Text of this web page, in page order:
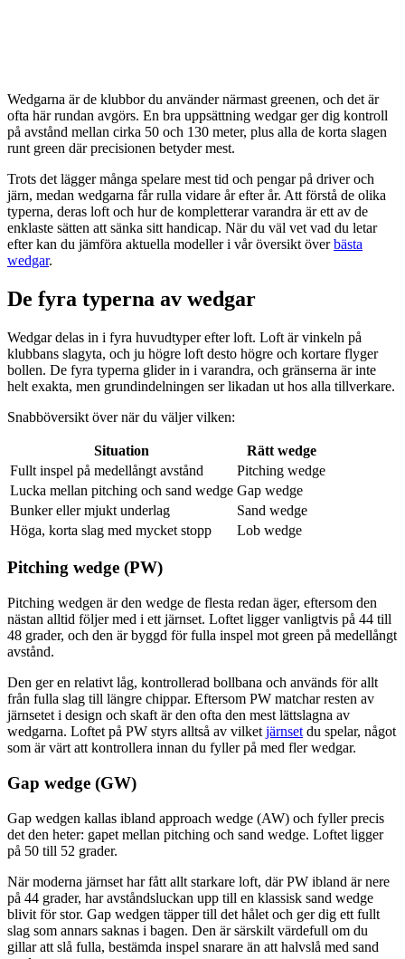
Wedgarna är de klubbor du använder närmast greenen, och det är
ofta här rundan avgörs. En bra uppsättning wedgar ger dig kontroll
på avstånd mellan cirka 50 och 130 meter, plus alla de korta slagen
runt green där precisionen betyder mest.
Trots det lägger många spelare mest tid och pengar på driver och
järn, medan wedgarna får rulla vidare år efter år. Att förstå de olika
typerna, deras loft och hur de kompletterar varandra är ett av de
enklaste sätten att sänka sitt handicap. När du väl vet vad du letar
efter kan du jämföra aktuella modeller i vår översikt överbästa
wedgar.
De fyra typerna av wedgar
Wedgar delas in i fyra huvudtyper efter loft. Loft är vinkeln på
klubbans slagyta, och ju högre loft desto högre och kortare flyger
bollen. De fyra typerna glider in i varandra, och gränserna är inte
helt exakta, men grundindelningen ser likadan ut hos alla tillverkare.
Snabböversikt över när du väljer vilken:
Situation
Rätt wedge
Fullt inspel på medellångt avstånd
Pitching wedge
Lucka mellan pitching och sand wedge Gap wedge
Bunker eller mjukt underlag
Sand wedge
Höga, korta slag med mycket stopp
Lob wedge
Pitching wedge (PW)
Pitching wedgen är den wedge de flesta redan äger, eftersom den
nästan alltid följer med i ett järnset. Loftet ligger vanligtvis på 44 till
48 grader, och den är byggd för fulla inspel mot green på medellångt
avstånd.
Den ger en relativt låg, kontrollerad bollbana och används för allt
från fulla slag till längre chippar. Eftersom PW matchar resten av
järnsetet i design och skaft är den ofta den mest lättslagna av
wedgarna. Loftet på PW styrs alltså av vilket järnset du spelar, något
som är värt att kontrollera innan du fyller på med fler wedgar.
Gap wedge (GW)
Gap wedgen kallas ibland approach wedge (AW) och fyller precis
det den heter: gapet mellan pitching och sand wedge. Loftet ligger
på 50 till 52 grader.
När moderna järnset har fått allt starkare loft, där PW ibland är nere
på 44 grader, har avståndsluckan upp till en klassisk sand wedge
blivit för stor. Gap wedgen täpper till det hålet och ger dig ett fullt
slag som annars saknas i bagen. Den är särskilt värdefull om du
gillar att slå fulla, bestämda inspel snarare än att halvslå med sand